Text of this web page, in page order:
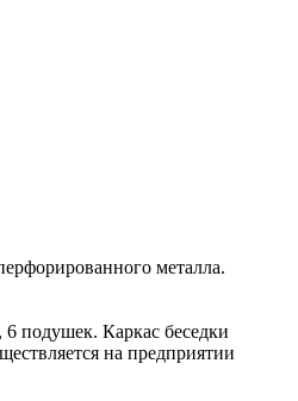
металла.
подушек. Каркас беседки
на предприятии